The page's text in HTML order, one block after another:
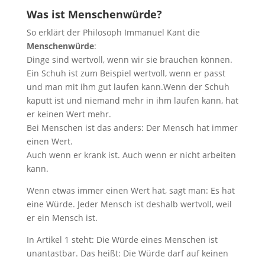
Was ist Menschenwürde?
So erklärt der Philosoph Immanuel Kant die
Menschenwürde:
Dinge sind wertvoll, wenn wir sie brauchen können.
Ein Schuh ist zum Beispiel wertvoll, wenn er passt
und man mit ihm gut laufen kann.Wenn der Schuh
kaputt ist und niemand mehr in ihm laufen kann, hat
er keinen Wert mehr.
Bei Menschen ist das anders: Der Mensch hat immer
einen Wert.
Auch wenn er krank ist. Auch wenn er nicht arbeiten
kann.
Wenn etwas immer einen Wert hat, sagt man: Es hat
eine Würde. Jeder Mensch ist deshalb wertvoll, weil
er ein Mensch ist.
In Artikel 1 steht: Die Würde eines Menschen ist
unantastbar. Das heißt: Die Würde darf auf keinen